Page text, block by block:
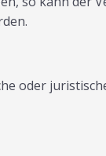
oder